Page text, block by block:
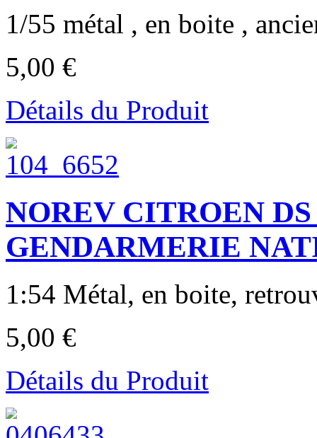
1/55 métal , en boite ,
5,00 €
Détails du Produit
NOREV CITROEN
GENDARMERIE
1:54 Métal, en boite,
5,00 €
Détails du Produit